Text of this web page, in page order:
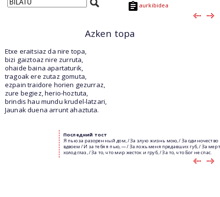
aurkibidea
Azken topa
Etxe eraitsiaz da nire topa,
bizi gaiztoaz nire zurruta,
ohaide baina apartaturik,
tragoak ere zutaz gomuta,
ezpain traidore horien gezurraz,
zure begiez, herio-hoztuta,
brindis hau mundu krudel-latzari,
Jaunak duena arrunt ahaztuta.
Последний тост
Я пью за разоренный дом, / За злую жизнь мою, / За одиночество
вдвоем / И за тебя я пью, — / За ложь меня предавших губ, / За
холод глаз, / За то, что мир жесток и груб, / За то, что Бог не спас.